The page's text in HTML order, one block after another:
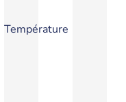
Température